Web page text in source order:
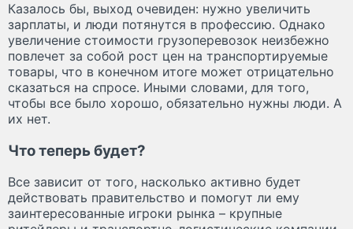
Казалось бы, выход очевиден: нужно увеличить
зарплаты, и люди потянутся в профессию. Однако
увеличение стоимости грузоперевозок неизбежно
повлечет за собой рост цен на транспортируемые
товары, что в конечном итоге может отрицательно
сказаться на спросе. Иными словами, для того,
чтобы все было хорошо, обязательно нужны люди. А
их нет.
Что теперь будет?
Все зависит от того, насколько активно будет
действовать правительство и помогут ли ему
заинтересованные игроки рынка – крупные